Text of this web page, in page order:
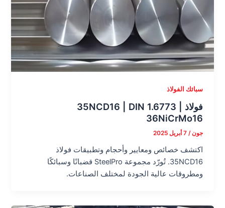
سبائك الفولاذ
فولاذ 35NCD16 | DIN 1.6773 |
36NiCrMo16
جون/7 أبريل 2025
اكتشف خصائص ومعايير وأحجام وتطبيقات فولاذ
35NCD16. تُورّد مجموعة SteelPro قضبانًا وسبائكًا
ومطروقات عالية الجودة لمختلف الصناعات.